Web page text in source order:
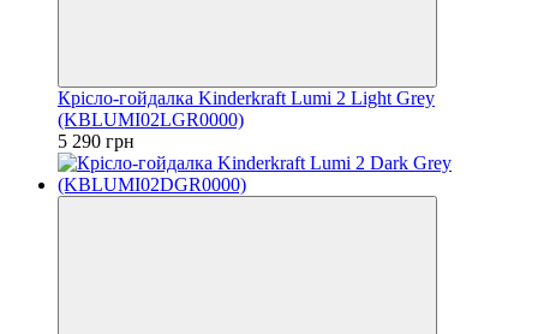
Крісло-гойдалка Kinderkraft Lumi 2 Light Grey
(KBLUMI02LGR0000)
5 290 грн